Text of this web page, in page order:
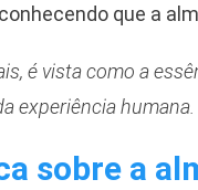
que a
é vista como a
experiência humana.
sobre a